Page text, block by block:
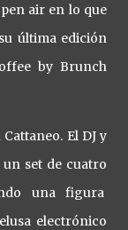
air en lo que
última edición
by Brunch
El DJ y
set de cuatro
una figura
electrónico